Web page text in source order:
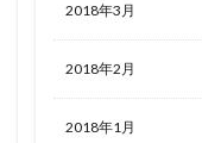
2018年3月
2018年2月
2018年1月